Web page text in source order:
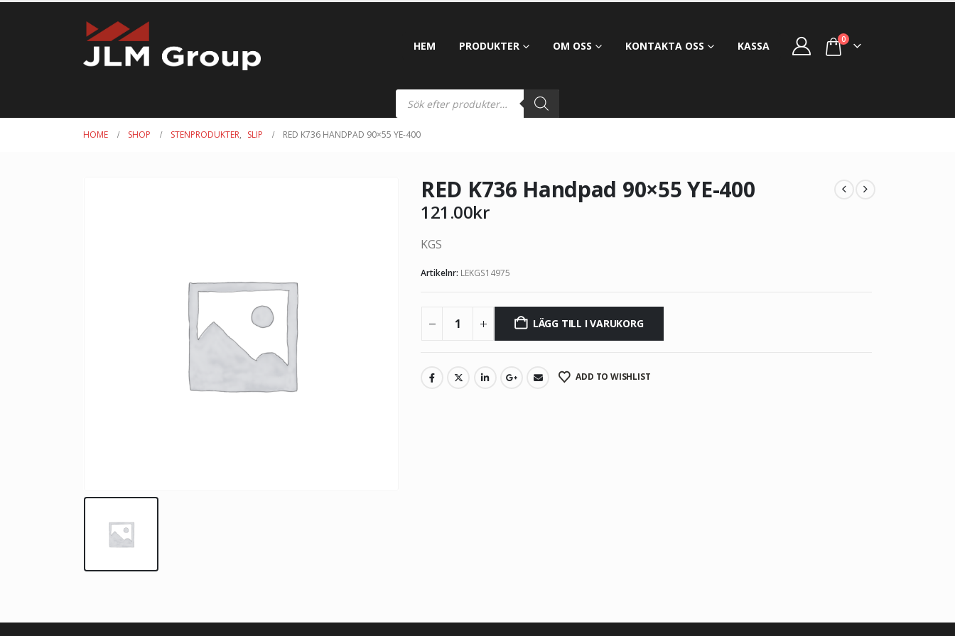
HEM PRODUKTER OM OSS KONTAKTA OSS KASSA 0
HOME SHOP STENPRODUKTER, SLIP RED K736 HANDPAD 90×55 YE-400
RED K736 Handpad 90×55 YE-400
121.00kr
KGS
Artikelnr: LEKGS14975
LÄGG TILL I VARUKORG
ADD TO WISHLIST